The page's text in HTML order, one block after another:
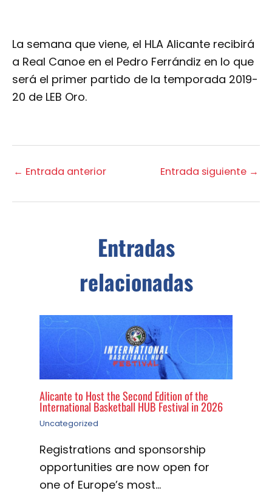
La semana que viene, el HLA Alicante recibirá
a Real Canoe en el Pedro Ferrándiz en lo que
será el primer partido de la temporada 2019-
20 de LEB Oro.
← Entrada anterior Entrada siguiente →
Entradas
relacionadas
Alicante to Host the Second Edition of the
International Basketball HUB Festival in 2026
Uncategorized
Registrations and sponsorship
opportunities are now open for
one of Europe’s most…